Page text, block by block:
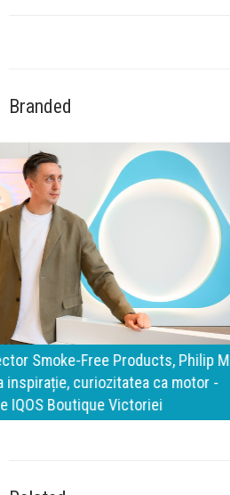
Branded
140 de ani de Mercedes-Benz.
important „test al timpului” este
cu aceeași responsabilitate față
calitate